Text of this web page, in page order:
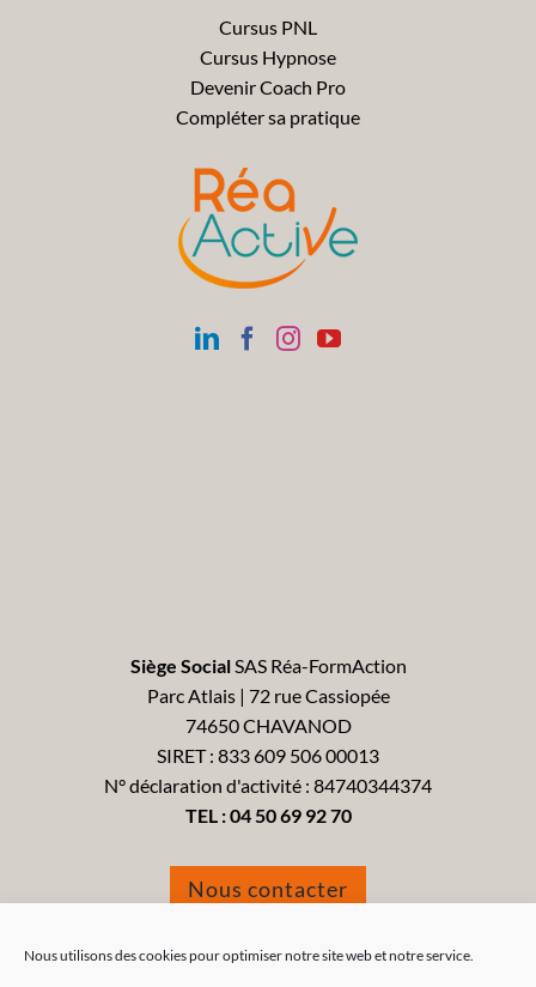
Nous utilisons des cookies pour optimiser notre site web et notre service.
Cursus PNL
Cursus Hypnose
Devenir Coach Pro
Compléter sa pratique
Siège SocialSAS Réa-FormAction
Parc Atlais | 72 rue Cassiopée
74650 CHAVANOD
SIRET : 833 609 506 00013
N° déclaration d'activité : 84740344374
TEL :04 50 69 92 70
Nous contacter